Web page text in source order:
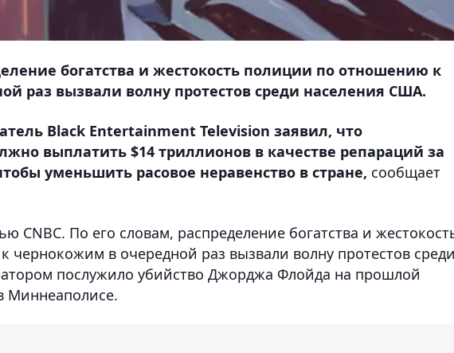
богатства и жестокость полиции по отношению к
раз вызвали волну протестов среди населения США.
Black Entertainment Television заявил, что
выплатить $14 триллионов в качестве репараций за
уменьшить расовое неравенство в стране, сообщает
CNBC. По его словам, распределение богатства и
в очередной раз вызвали волну протестов среди
послужило убийство Джорджа Флойда на прошлой
Миннеаполисе.